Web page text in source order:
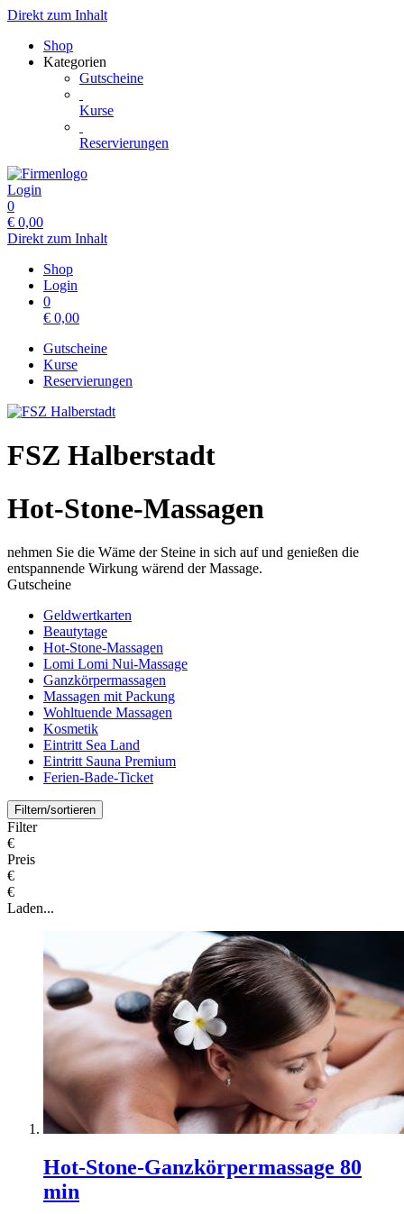
Direkt zum Inhalt
Shop
Kategorien
Gutscheine
Kurse
Reservierungen
Login
0
€ 0,00
Direkt zum Inhalt
Shop
Login
0
€ 0,00
Gutscheine
Kurse
Reservierungen
FSZ Halberstadt
Hot-Stone-Massagen
nehmen Sie die Wäme der Steine in sich auf und genießen die
entspannende Wirkung wärend der Massage.
Gutscheine
Geldwertkarten
Beautytage
Hot-Stone-Massagen
Lomi Lomi Nui-Massage
Ganzkörpermassagen
Massagen mit Packung
Wohltuende Massagen
Kosmetik
Eintritt Sea Land
Eintritt Sauna Premium
Ferien-Bade-Ticket
Filtern/sortieren
Filter
€
Preis
€
€
Laden...
Hot-Stone-Ganzkörpermassage 80
min